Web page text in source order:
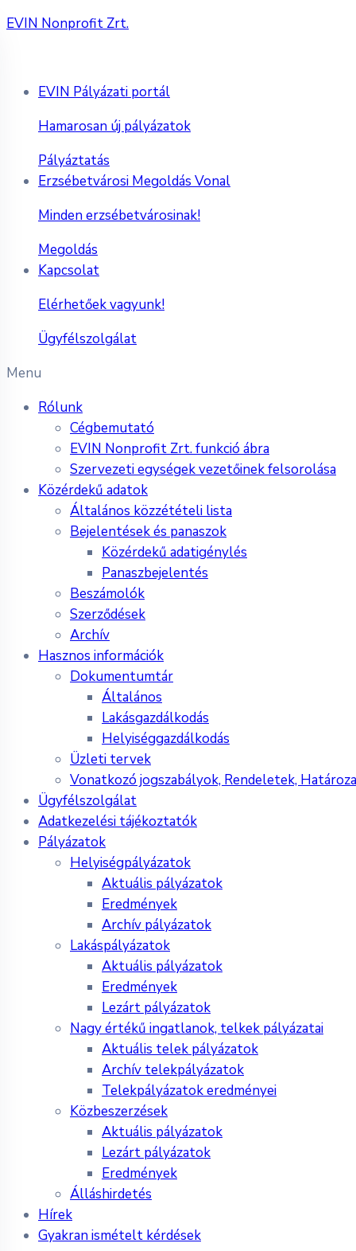
EVIN Nonprofit Zrt.
EVIN Pályázati portál
Hamarosan új pályázatok
Pályáztatás
Erzsébetvárosi Megoldás Vonal
Minden erzsébetvárosinak!
Megoldás
Kapcsolat
Elérhetőek vagyunk!
Ügyfélszolgálat
Menu
Rólunk
Cégbemutató
EVIN Nonprofit Zrt. funkció ábra
Szervezeti egységek vezetőinek felsorolása
Közérdekű adatok
Általános közzétételi lista
Bejelentések és panaszok
Közérdekű adatigénylés
Panaszbejelentés
Beszámolók
Szerződések
Archív
Hasznos információk
Dokumentumtár
Általános
Lakásgazdálkodás
Helyiséggazdálkodás
Üzleti tervek
Vonatkozó jogszabályok, Rendeletek,
Ügyfélszolgálat
Adatkezelési tájékoztatók
Pályázatok
Helyiségpályázatok
Aktuális pályázatok
Eredmények
Archív pályázatok
Lakáspályázatok
Aktuális pályázatok
Eredmények
Lezárt pályázatok
Nagy értékű ingatlanok, telkek pályázatai
Aktuális telek pályázatok
Archív telekpályázatok
Telekpályázatok eredményei
Közbeszerzések
Aktuális pályázatok
Lezárt pályázatok
Eredmények
Álláshirdetés
Hírek
Gyakran ismételt kérdések